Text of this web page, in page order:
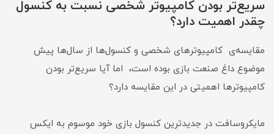
سریع‌تر بودن کامپیوتر شخصی نسبت به کنسول
چقدر اهمیت دارد؟
مقایسه‌ی کامپیوترهای شخصی و کنسول‌ها از سال‌ها پیش
موضوع داغ صنعت بازی بوده است، اما آیا سریع‌تر بودن
کامپیوترها اهمیتی در این مقایسه دارد؟
مایکروسافت در جدیدترین کنسول بازی خود موسوم به ایکس